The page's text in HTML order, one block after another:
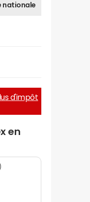
nationale
d'impôt
en